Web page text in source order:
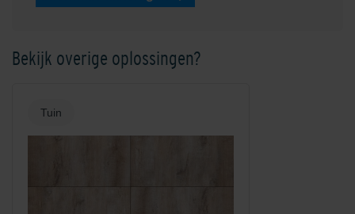
Bekijk overige oplossingen?
Tuin